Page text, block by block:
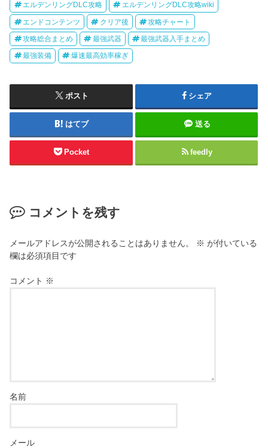
エルデンリングDLC攻略 エルデンリングDLC攻略wiki
エンドコンテンツ クリア後 攻略チャート
攻略総合まとめ 最強武器 最強武器入手まとめ
最強装備 爆速最高効率稼ぎ
ポスト シェア
はてブ 送る
Pocket feedly
コメントを残す
メールアドレスが公開されることはありません。 ※ が付いている
欄は必須項目です
コメント ※
名前
メール